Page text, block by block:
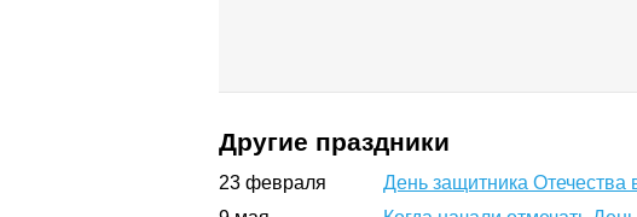
Другие праздники
23 февраля
День защитника Отечества